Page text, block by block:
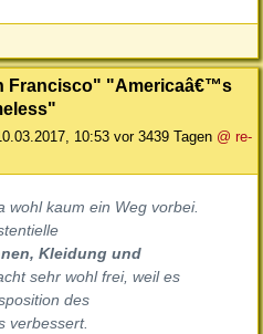
Francisco" "Americaâ€™s
10:53 vor 3439 Tagen @ re-
wohl kaum ein Weg vorbei.
Kleidung und
sehr wohl frei, weil es
des
verbessert.